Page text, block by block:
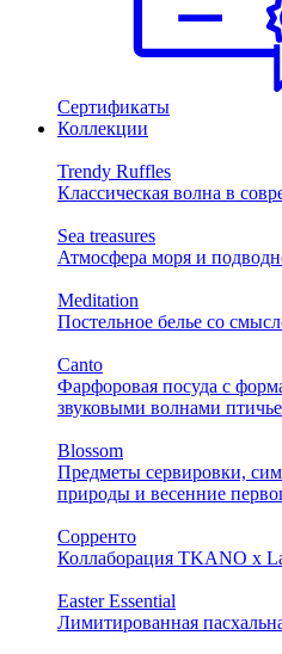
Сертификаты
Коллекции
Trendy Ruffles
Классическая волна в
Sea treasures
Атмосфера моря и
Meditation
Постельное белье со
Canto
Фарфоровая посуда с
звуковыми волнами
Blossom
Предметы сервировки,
природы и весенние
Сорренто
Коллаборация TKANO х
Easter Essential
Лимитированная